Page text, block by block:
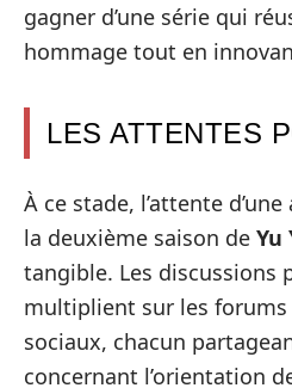
gagner d’une série qui
hommage tout en
LES ATTENTES
À ce stade, l’attente
la deuxième saison de Yu
tangible. Les discussions
multiplient sur les forums
sociaux, chacun
concernant l’orientation